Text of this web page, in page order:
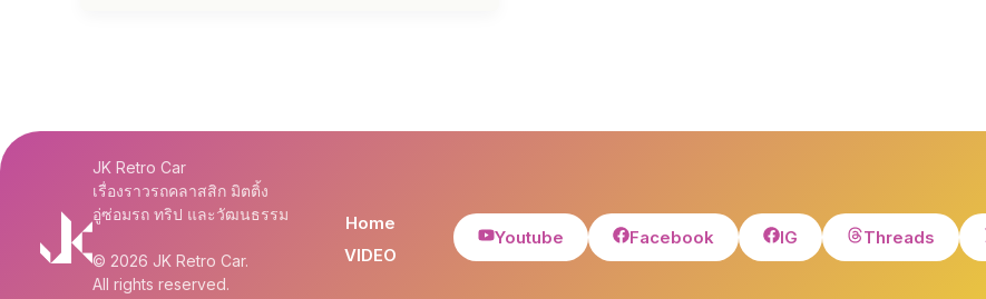
JK Retro Car
เรื่องราวรถคลาสสิก มิตติ้ง
อู่ซ่อมรถ ทริป และวัฒนธรรม
© 2026 JK Retro Car.
All rights reserved.
Home
VIDEO
Youtube Facebook IG Threads